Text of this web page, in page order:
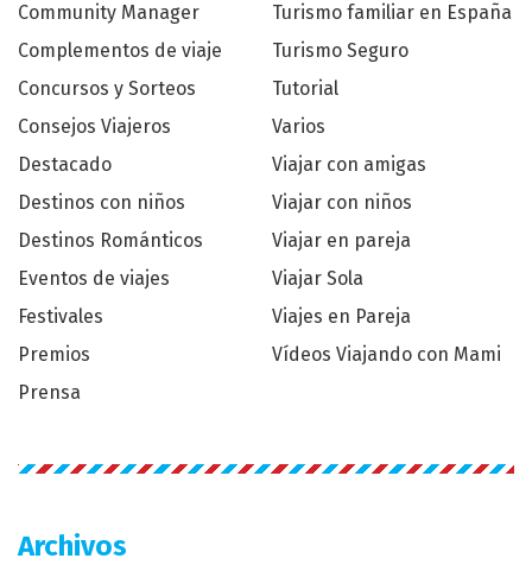
Community Manager
Complementos de viaje
Concursos y Sorteos
Consejos Viajeros
Destacado
Destinos con niños
Destinos Románticos
Eventos de viajes
Festivales
Premios
Prensa
Turismo familiar en España
Turismo Seguro
Tutorial
Varios
Viajar con amigas
Viajar con niños
Viajar en pareja
Viajar Sola
Viajes en Pareja
Vídeos Viajando con Mami
Archivos